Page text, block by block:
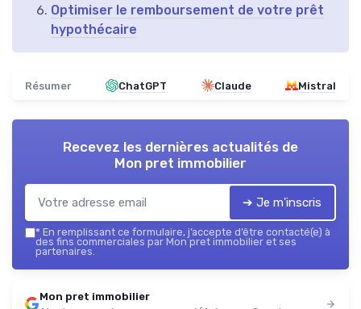
Optimiser le remboursement de votre prêt
hypothécaire
Résumer ChatGPT Claude Mistral
Recevez les dernières actualités de
Mon pret immobilier
➔ Je m'inscris
* En remplissant ce formulaire, j’accepte d’être contacté(e) à
des fins commerciales par Mon pret immobilier et ses
partenaires.
Mon pret immobilier